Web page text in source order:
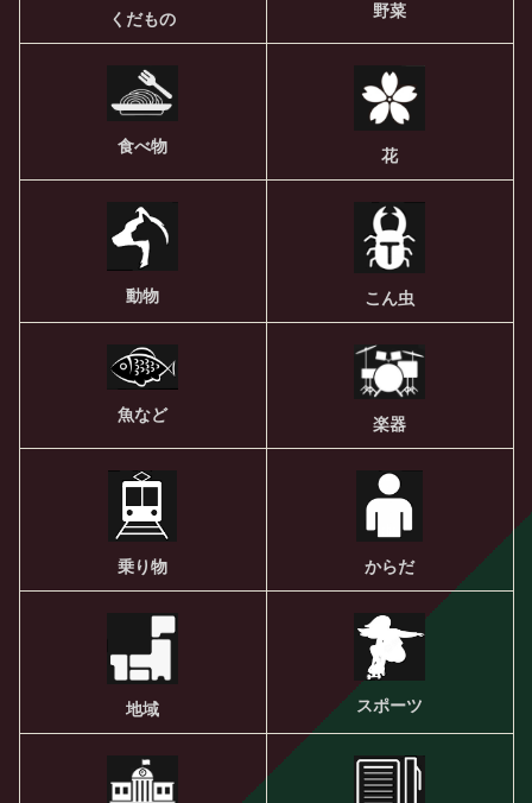
くだもの 野菜
食べ物 花
動物 こん虫
魚など 楽器
乗り物 からだ
地域 スポーツ